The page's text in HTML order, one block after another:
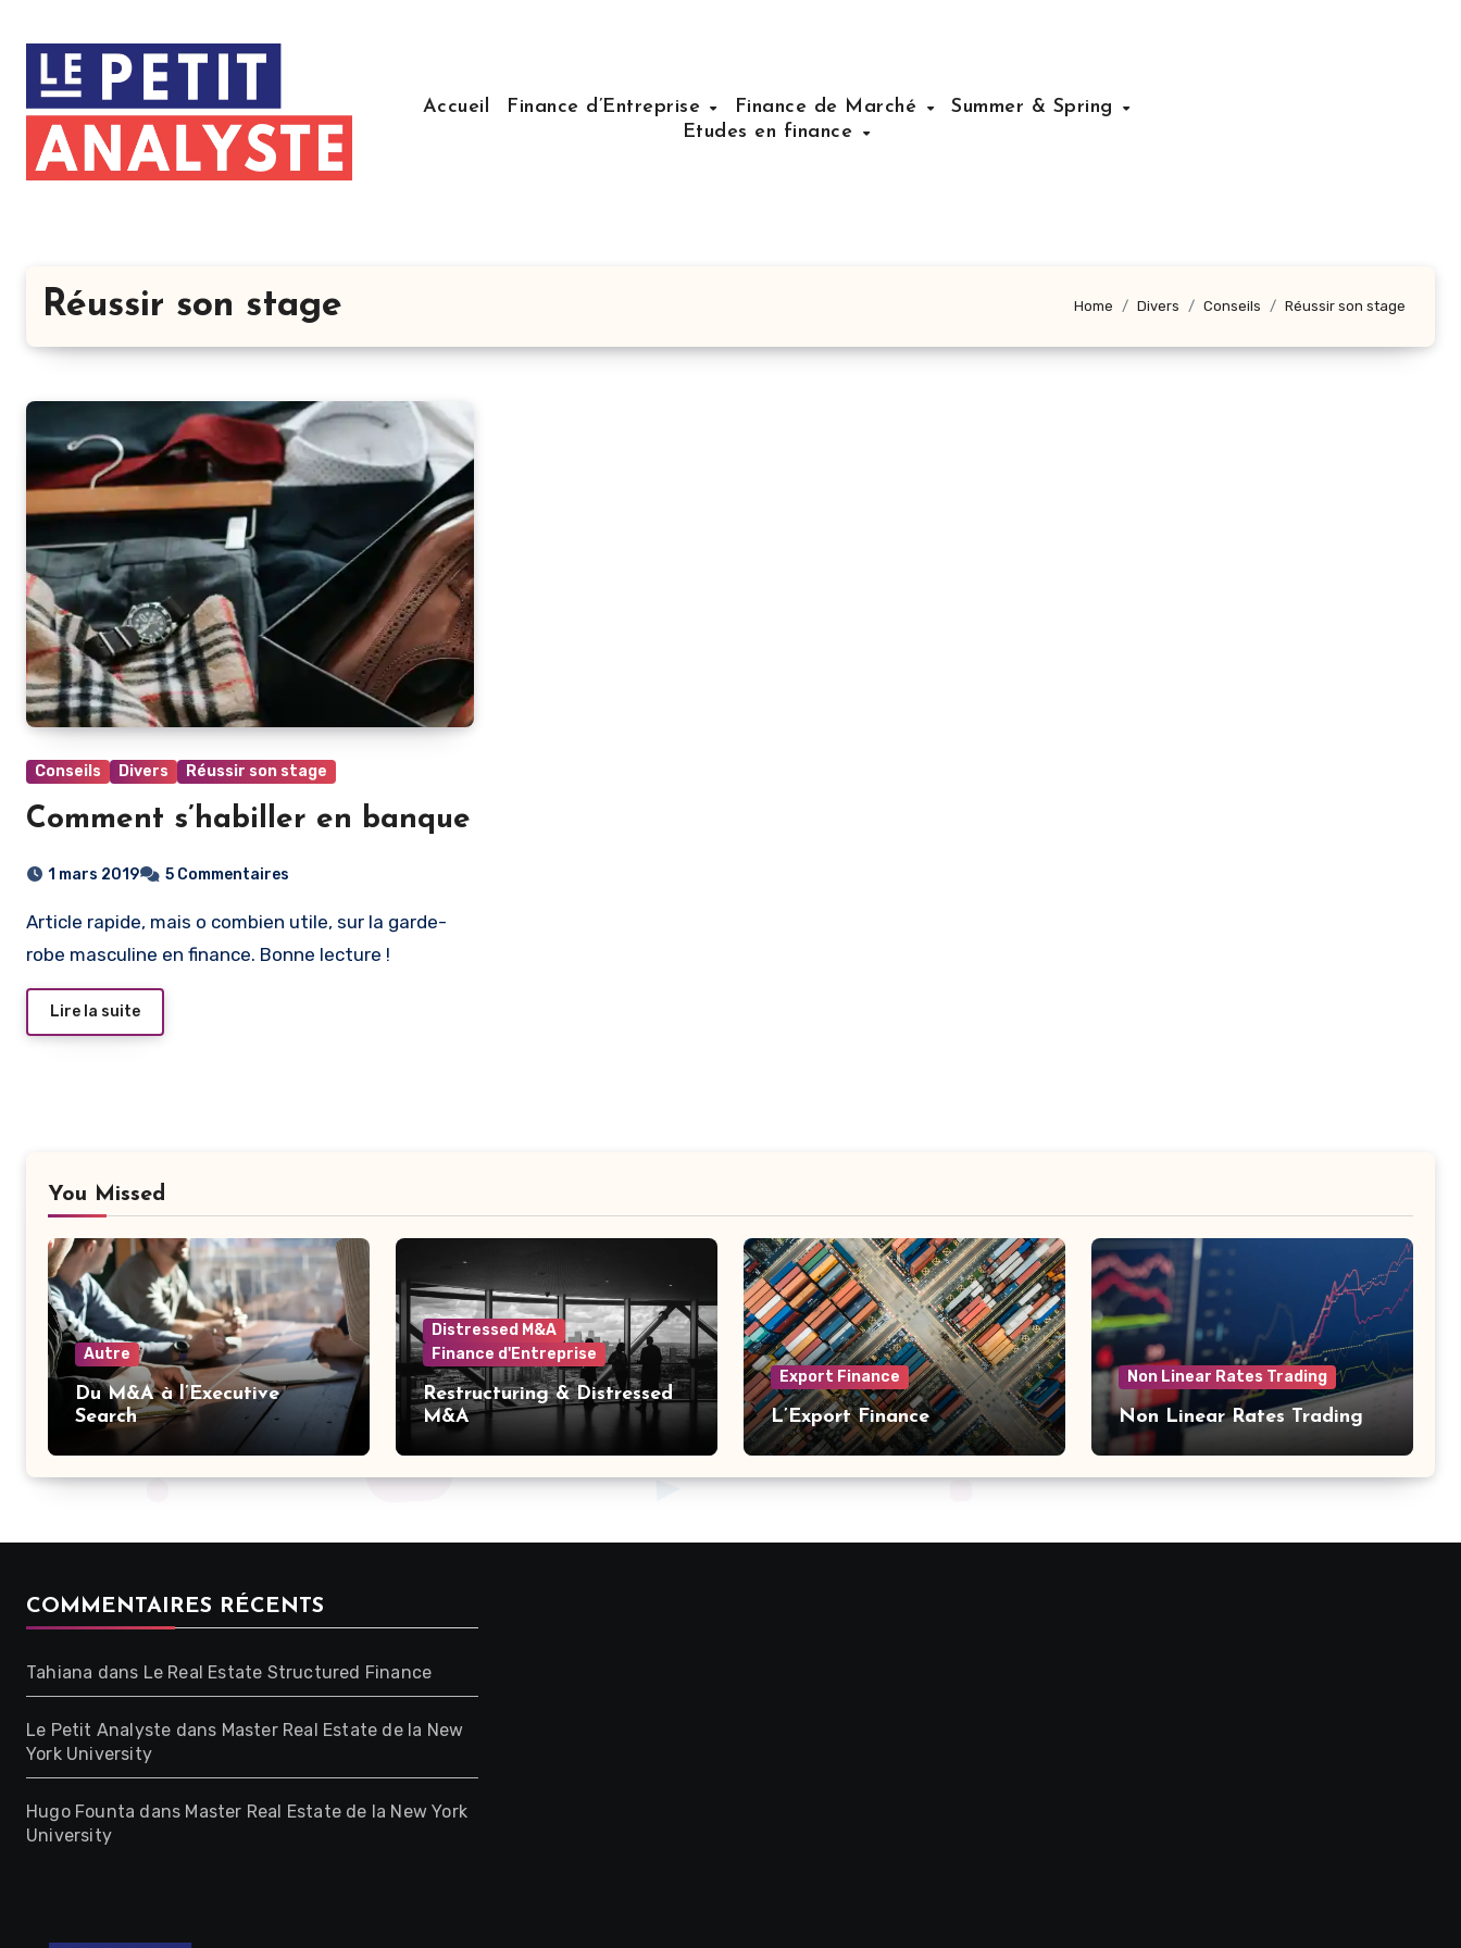
contenu
principal
Accueil Finance d’Entreprise Finance de Marché
Summer & Spring
Etudes en finance
Réussir son stage Home Divers Conseils Réussir son stage
Conseils Divers Réussir son stage
Comment s’habiller en banque
1 mars 2019 5 Commentaires
Article rapide, mais o combien utile, sur la garde-
robe masculine en finance. Bonne lecture !
Lire la suite
You Missed
Autre
Du M&A à l’Executive
Search
Distressed M&A
Finance d'Entreprise
Restructuring & Distressed
M&A
Export Finance
L’Export Finance
Non Linear Rates Trading
Non Linear Rates Trading
COMMENTAIRES RÉCENTS
Tahiana dans Le Real Estate Structured Finance
Le Petit Analyste dans Master Real Estate de la New
York University
Hugo Founta dans Master Real Estate de la New York
University